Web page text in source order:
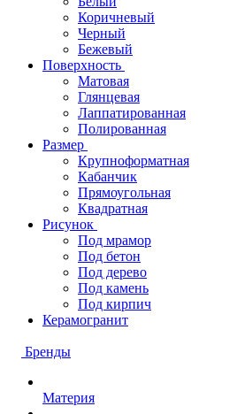
Коричневый
Черный
Бежевый
Поверхность
Матовая
Глянцевая
Лаппатированная
Полированная
Размер
Крупноформатная
Кабанчик
Прямоугольная
Квадратная
Рисунок
Под мрамор
Под бетон
Под дерево
Под камень
Под кирпич
Керамогранит
Бренды
Материя